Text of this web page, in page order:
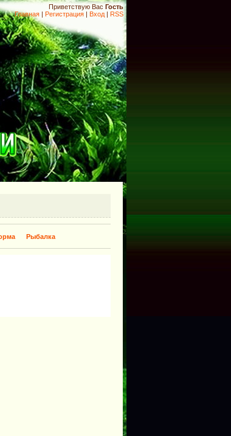
Приветствую Вас Гость
Главная | Регистрация | Вход | RSS
Рыбалка​